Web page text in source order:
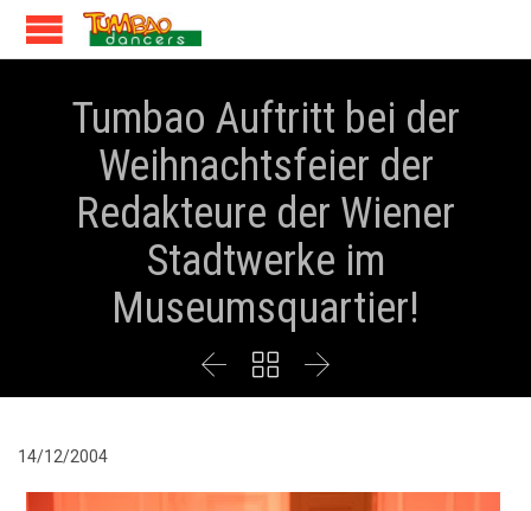
Tumbao Auftritt bei der
Weihnachtsfeier der
Redakteure der Wiener
Stadtwerke im
Museumsquartier!
  
14/12/2004